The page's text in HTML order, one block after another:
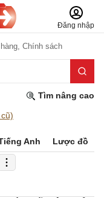
Đăng nhập
Chính sách
Tìm nâng cao
Anh Lược đồ